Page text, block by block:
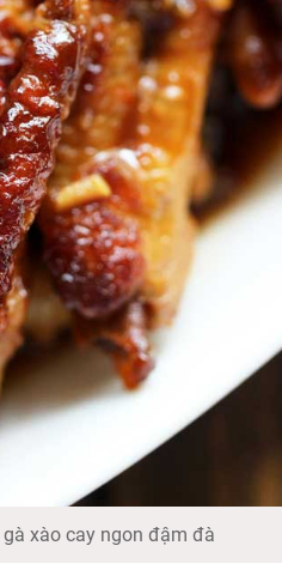
xào cay ngon đậm đà